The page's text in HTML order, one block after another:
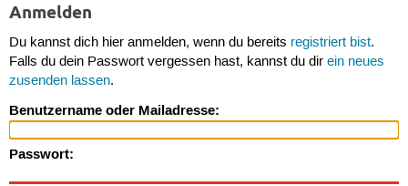
Anmelden
Du kannst dich hier anmelden, wenn du bereits registriert bist.
Falls du dein Passwort vergessen hast, kannst du dir ein neues
zusenden lassen.
Benutzername oder Mailadresse:
Passwort: